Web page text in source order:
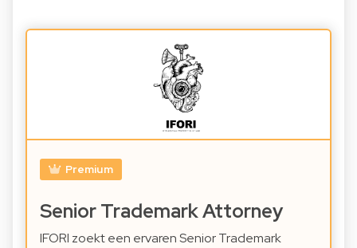
Premium
Senior Trademark Attorney
IFORI zoekt een ervaren Senior Trademark